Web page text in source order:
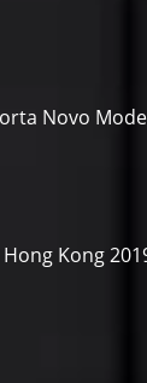
Novo
Kong